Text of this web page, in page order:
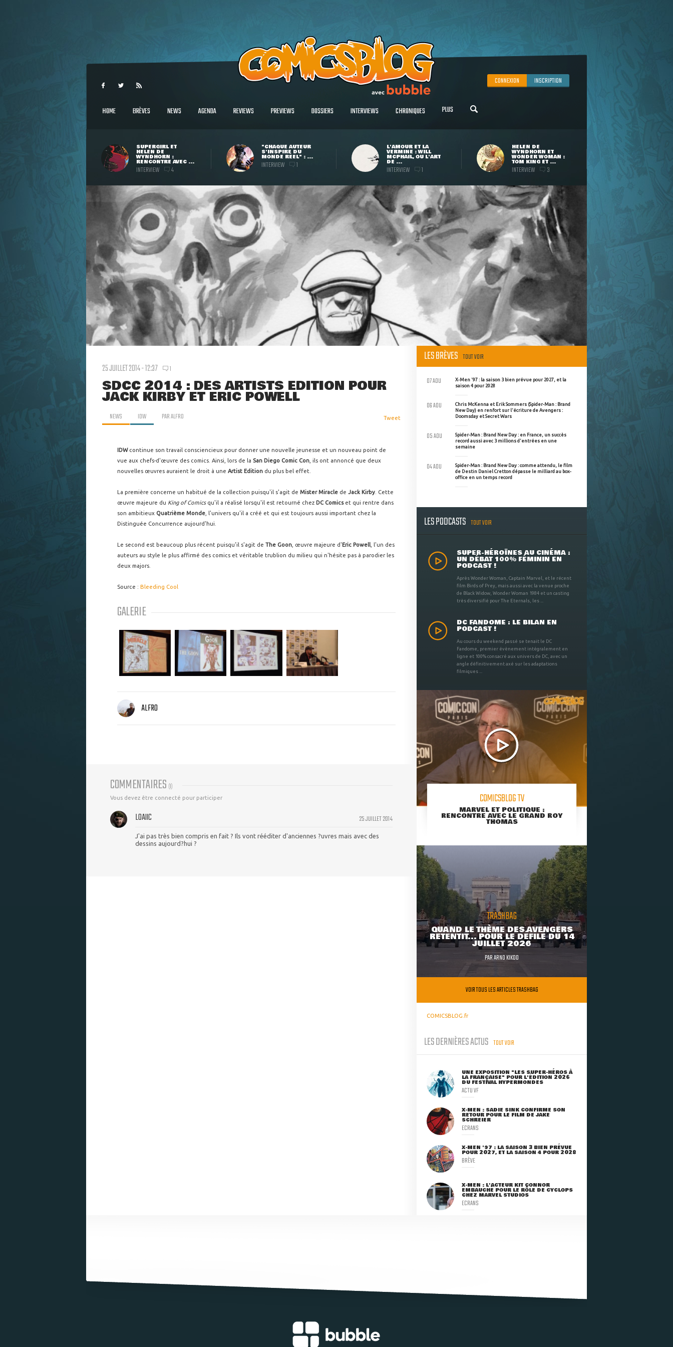
CONNEXION INSCRIPTION
HOME BRÈVES NEWS AGENDA REVIEWS PREVIEWS DOSSIERS INTERVIEWS CHRONIQUES PLUS
SUPERGIRL ET
HELEN DE
WYNDHORN :
RENCONTRE AVEC ...
INTERVIEW 4
"CHAQUE AUTEUR
S'INSPIRE DU
MONDE RÉEL" : ...
INTERVIEW 1
L'AMOUR ET LA
VERMINE : WILL
MCPHAIL, OU L'ART
DE ...
INTERVIEW 1
HELEN DE
WYNDHORN ET
WONDER WOMAN :
TOM KING ET ...
INTERVIEW 3
25 JUILLET 2014 - 12:37 1
SDCC 2014 : DES ARTISTS EDITION POUR
JACK KIRBY ET ERIC POWELL
NEWS IDW PARALFRO Tweet
IDWcontinue son travail consciencieux pour donner une nouvelle jeunesse et un nouveau point de
vue aux chefs-d'œuvre des comics. Ainsi, lors de la San Diego Comic Con , ils ont annoncé que deux
nouvelles œuvres auraient le droit à une Artist Edition du plus bel effet.
La première concerne un habitué de la collection puisqu'il s'agit de Mister Miracle de Jack Kirby . Cette
œuvre majeure du King of Comicsqu'il a réalisé lorsqu'il est retourné chez DC Comicset qui rentre dans
son ambitieux Quatrième Monde , l'univers qu'il a créé et qui est toujours aussi important chez la
Distinguée Concurrence aujourd'hui.
Le second est beaucoup plus récent puisqu'il s'agit de The Goon , œuvre majeure d'Eric Powell , l'un des
auteurs au style le plus affirmé des comics et véritable trublion du milieu qui n'hésite pas à parodier les
deux majors.
Source : Bleeding Cool
GALERIE
ALFRO
COMMENTAIRES (1)
Vous devez être connecté pour participer
25 JUILLET 2014
LOAIIC
J'ai pas très bien compris en fait ? Ils vont rééditer d'anciennes ?uvres mais avec des
dessins aujourd?hui ?
LES BRÈVES TOUT VOIR
X-Men '97 : la saison 3 bien prévue pour 2027, et la
saison 4 pour 2028
07 AOU
Chris McKenna et Erik Sommers (Spider-Man : Brand
New Day) en renfort sur l'écriture de Avengers :
Doomsday et Secret Wars
06 AOU
Spider-Man : Brand New Day : en France, un succès
record aussi avec 3 millions d'entrées en une
semaine
05 AOU
Spider-Man : Brand New Day : comme attendu, le film
de Destin Daniel Cretton dépasse le milliard au box-
office en un temps record
04 AOU
LES PODCASTS TOUT VOIR
SUPER-HÉROÏNES AU CINÉMA :
UN DÉBAT 100% FÉMININ EN
PODCAST !
Après Wonder Woman, Captain Marvel, et le récent
film Birds of Prey, mais aussi avec la venue proche
de Black Widow, Wonder Woman 1984 et un casting
très diversifié pour The Eternals, les ...
DC FANDOME : LE BILAN EN
PODCAST !
Au cours du weekend passé se tenait le DC
Fandome, premier évènement intégralement en
ligne et 100% consacré aux univers de DC, avec un
angle définitivement axé sur les adaptations
filmiques ...
COMICSBLOG TV
MARVEL ET POLITIQUE :
RENCONTRE AVEC LE GRAND ROY
THOMAS
TRASHBAG
QUAND LE THÈME DES AVENGERS
RETENTIT... POUR LE DÉFILÉ DU 14
JUILLET 2026
PARARNO KIKOO
VOIR TOUS LES ARTICLES TRASHBAG
COMICSBLOG.fr
LES DERNIÈRES ACTUS TOUT VOIR
UNE EXPOSITION "LES SUPER-HÉROS À
LA FRANÇAISE" POUR L'ÉDITION 2026
DU FESTIVAL HYPERMONDES
ACTU VF
X-MEN : SADIE SINK CONFIRME SON
RETOUR POUR LE FILM DE JAKE
SCHREIER
ECRANS
X-MEN '97 : LA SAISON 3 BIEN PRÉVUE
POUR 2027, ET LA SAISON 4 POUR 2028
BRÈVE
X-MEN : L'ACTEUR KIT CONNOR
EMBAUCHÉ POUR LE RÔLE DE CYCLOPS
CHEZ MARVEL STUDIOS
ECRANS